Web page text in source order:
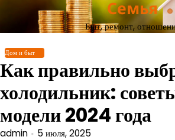
Перейти
содержимому
Семья
Быт, ремонт,
Дом и быт
Как правильно
холодильник:
модели 2024 года
admin 5 июля, 2025